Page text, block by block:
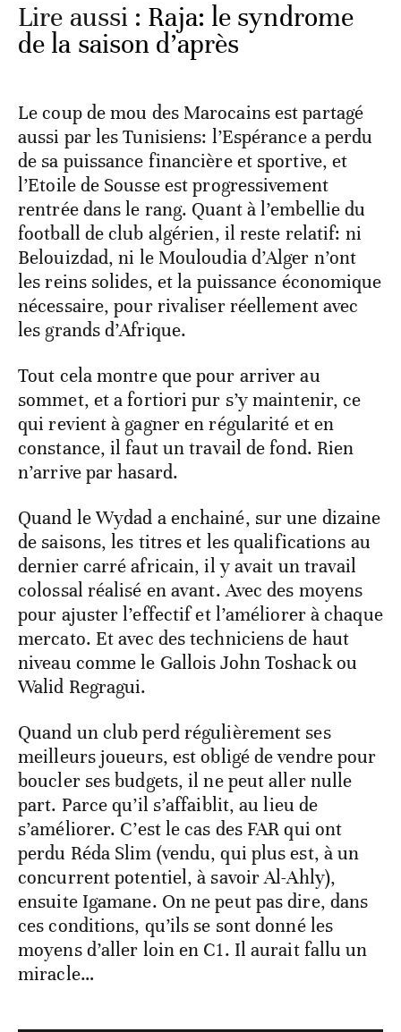
Lire aussi : Raja: le syndrome
de la saison d’après
Le coup de mou des Marocains est partagé
aussi par les Tunisiens: l’Espérance a perdu
de sa puissance financière et sportive, et
l’Etoile de Sousse est progressivement
rentrée dans le rang. Quant à l’embellie du
football de club algérien, il reste relatif: ni
Belouizdad, ni le Mouloudia d’Alger n’ont
les reins solides, et la puissance économique
nécessaire, pour rivaliser réellement avec
les grands d’Afrique.
Tout cela montre que pour arriver au
sommet, et a fortiori pur s’y maintenir, ce
qui revient à gagner en régularité et en
constance, il faut un travail de fond. Rien
n’arrive par hasard.
Quand le Wydad a enchainé, sur une dizaine
de saisons, les titres et les qualifications au
dernier carré africain, il y avait un travail
colossal réalisé en avant. Avec des moyens
pour ajuster l’effectif et l’améliorer à chaque
mercato. Et avec des techniciens de haut
niveau comme le Gallois John Toshack ou
Walid Regragui.
Quand un club perd régulièrement ses
meilleurs joueurs, est obligé de vendre pour
boucler ses budgets, il ne peut aller nulle
part. Parce qu’il s’affaiblit, au lieu de
s’améliorer. C’est le cas des FAR qui ont
perdu Réda Slim (vendu, qui plus est, à un
concurrent potentiel, à savoir Al-Ahly),
ensuite Igamane. On ne peut pas dire, dans
ces conditions, qu’ils se sont donné les
moyens d’aller loin en C1. Il aurait fallu un
miracle…